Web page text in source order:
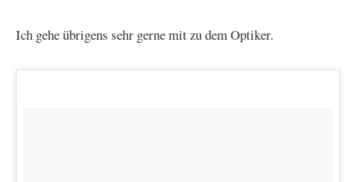
Ich gehe übrigens sehr gerne mit zu dem Optiker.